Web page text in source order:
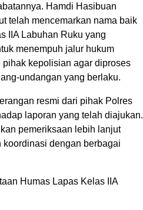
Hamdi Hasibuan
telah mencemarkan nama baik
IIA Labuhan Ruku yang
menempuh jalur hukum
kepolisian agar diproses
undangan yang berlaku.
resmi dari pihak Polres
laporan yang telah diajukan.
pemeriksaan lebih lanjut
dengan berbagai
Humas Lapas Kelas IIA